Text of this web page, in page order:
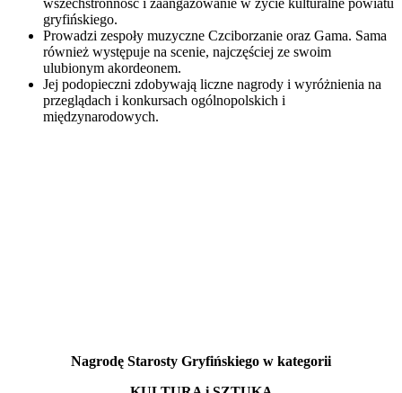
gryfińskiego.
Prowadzi zespoły muzyczne Czciborzanie oraz Gama. Sama
również występuje na scenie, najczęściej ze swoim
ulubionym akordeonem.
Jej podopieczni zdobywają liczne nagrody i wyróżnienia na
przeglądach i konkursach ogólnopolskich i
międzynarodowych.
Nagrodę Starosty Gryfińskiego w kategorii